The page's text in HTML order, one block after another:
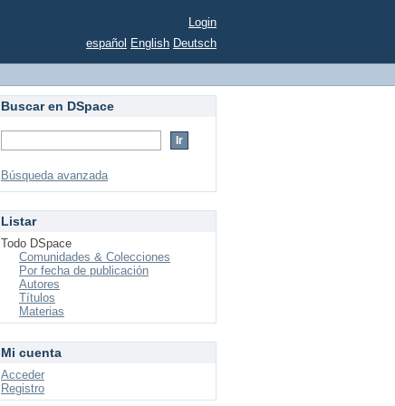
Login
español English Deutsch
Buscar en DSpace
Búsqueda avanzada
Listar
Todo DSpace
Comunidades & Colecciones
Por fecha de publicación
Autores
Títulos
Materias
Mi cuenta
Acceder
Registro